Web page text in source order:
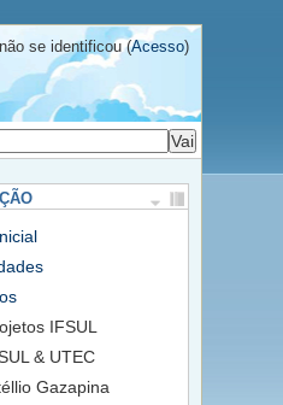
se identificou (Acesso)
IFSUL
& UTEC
Gazapina